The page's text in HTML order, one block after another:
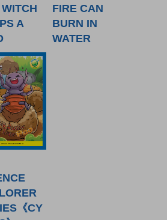
A
FIRE CAN
BURN IN
WATER
《CY